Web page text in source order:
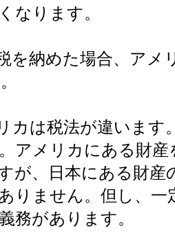
なります。
を納めた場合、アメ
カは税法が違います
アメリカにある財
が、日本にある財産
りません。但し、一
務があります。